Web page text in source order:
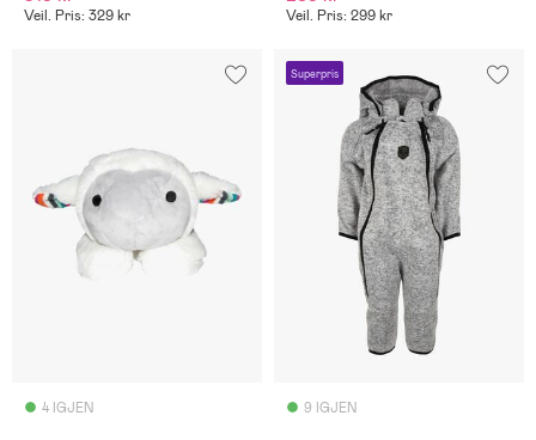
Veil. Pris: 329 kr Veil. Pris: 299 kr
4 IGJEN
Superpris
9 IGJEN